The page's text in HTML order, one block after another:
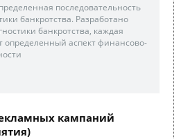
последовательность
банкротства. Разработано
банкротства, каждая
определенный аспект финансово-
кампаний